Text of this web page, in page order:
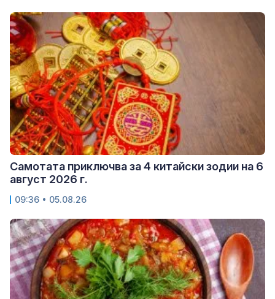
Самотата приключва за 4 китайски зодии на 6
август 2026 г.
09:36 • 05.08.26